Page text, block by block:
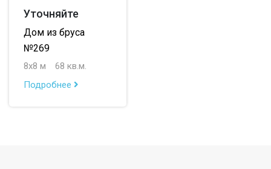
Уточняйте
Дом из бруса
№269
8х8 м
68 кв.м.
Подробнее